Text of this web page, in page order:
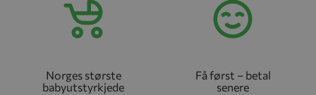
Norges største
babyutstyrkjede
Få først – betal
senere